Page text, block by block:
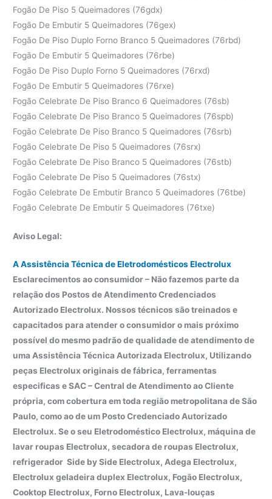
Fogão De Piso 5 Queimadores (76gdx)
Fogão De Embutir 5 Queimadores (76gex)
Fogão De Piso Duplo Forno Branco 5 Queimadores (76rbd)
Fogão De Embutir 5 Queimadores (76rbe)
Fogão De Piso Duplo Forno 5 Queimadores (76rxd)
Fogão De Embutir 5 Queimadores (76rxe)
Fogão Celebrate De Piso Branco 6 Queimadores (76sb)
Fogão Celebrate De Piso Branco 5 Queimadores (76spb)
Fogão Celebrate De Piso Branco 5 Queimadores (76srb)
Fogão Celebrate De Piso 5 Queimadores (76srx)
Fogão Celebrate De Piso Branco 5 Queimadores (76stb)
Fogão Celebrate De Piso 5 Queimadores (76stx)
Fogão Celebrate De Embutir Branco 5 Queimadores (76tbe)
Fogão Celebrate De Embutir 5 Queimadores (76txe)
Aviso Legal:
A Assistência Técnica de Eletrodomésticos Electrolux
Esclarecimentos ao consumidor – Não fazemos parte da
relação dos Postos de Atendimento Credenciados
Autorizado Electrolux. Nossos técnicos são treinados e
capacitados para atender o consumidor o mais próximo
possível do mesmo padrão de qualidade de atendimento de
uma Assistência Técnica Autorizada Electrolux, Utilizando
peças Electrolux originais de fábrica, ferramentas
especificas e SAC – Central de Atendimento ao Cliente
própria, com cobertura em toda região metropolitana de São
Paulo, como ao de um Posto Credenciado Autorizado
Electrolux. Se o seu Eletrodoméstico Electrolux, máquina de
lavar roupas Electrolux, secadora de roupas Electrolux,
refrigerador Side by Side Electrolux, Adega Electrolux,
Electrolux geladeira duplex Electrolux, Fogão Electrolux,
Cooktop Electrolux, Forno Electrolux, Lava-louças